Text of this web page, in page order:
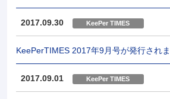
2017.09.30 KeePer TIMES
KeePerTIMES 2017年9月号が発行されま
2017.09.01 KeePer TIMES